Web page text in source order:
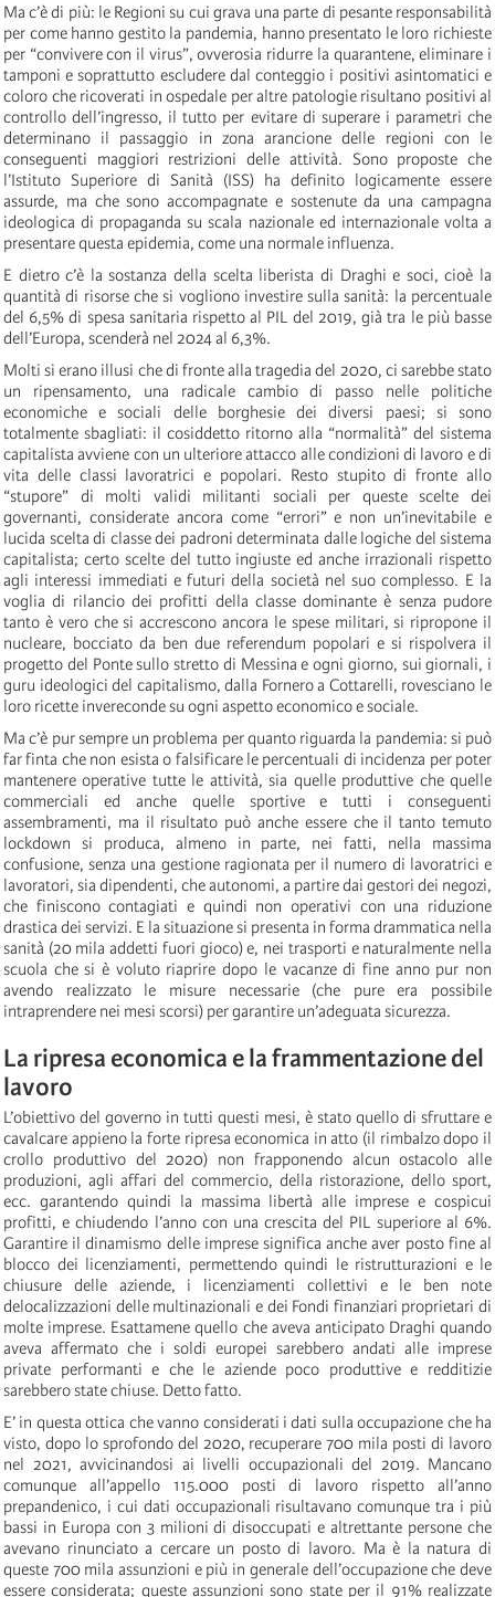
Ma c’è di più: le Regioni su cui grava una parte di pesante responsabilità
per come hanno gestito la pandemia, hanno presentato le loro richieste
per “convivere con il virus”, ovverosia ridurre la quarantene, eliminare i
tamponi e soprattutto escludere dal conteggio i positivi asintomatici e
coloro che ricoverati in ospedale per altre patologie risultano positivi al
controllo dell’ingresso, il tutto per evitare di superare i parametri che
determinano il passaggio in zona arancione delle regioni con le
conseguenti maggiori restrizioni delle attività. Sono proposte che
l’Istituto Superiore di Sanità (ISS) ha definito logicamente essere
assurde, ma che sono accompagnate e sostenute da una campagna
ideologica di propaganda su scala nazionale ed internazionale volta a
presentare questa epidemia, come una normale influenza.
E dietro c’è la sostanza della scelta liberista di Draghi e soci, cioè la
quantità di risorse che si vogliono investire sulla sanità: la percentuale
del 6,5% di spesa sanitaria rispetto al PIL del 2019, già tra le più basse
dell’Europa, scenderà nel 2024 al 6,3%.
Molti si erano illusi che di fronte alla tragedia del 2020, ci sarebbe stato
un ripensamento, una radicale cambio di passo nelle politiche
economiche e sociali delle borghesie dei diversi paesi; si sono
totalmente sbagliati: il cosiddetto ritorno alla “normalità” del sistema
capitalista avviene con un ulteriore attacco alle condizioni di lavoro e di
vita delle classi lavoratrici e popolari. Resto stupito di fronte allo
“stupore” di molti validi militanti sociali per queste scelte dei
governanti, considerate ancora come “errori” e non un’inevitabile e
lucida scelta di classe dei padroni determinata dalle logiche del sistema
capitalista; certo scelte del tutto ingiuste ed anche irrazionali rispetto
agli interessi immediati e futuri della società nel suo complesso. E la
voglia di rilancio dei profitti della classe dominante è senza pudore
tanto è vero che si accrescono ancora le spese militari, si ripropone il
nucleare, bocciato da ben due referendum popolari e si rispolvera il
progetto del Ponte sullo stretto di Messina e ogni giorno, sui giornali, i
guru ideologici del capitalismo, dalla Fornero a Cottarelli, rovesciano le
loro ricette invereconde su ogni aspetto economico e sociale.
Ma c’è pur sempre un problema per quanto riguarda la pandemia: si può
far finta che non esista o falsificare le percentuali di incidenza per poter
mantenere operative tutte le attività, sia quelle produttive che quelle
commerciali ed anche quelle sportive e tutti i conseguenti
assembramenti, ma il risultato può anche essere che il tanto temuto
lockdown si produca, almeno in parte, nei fatti, nella massima
confusione, senza una gestione ragionata per il numero di lavoratrici e
lavoratori, sia dipendenti, che autonomi, a partire dai gestori dei negozi,
che finiscono contagiati e quindi non operativi con una riduzione
drastica dei servizi. E la situazione si presenta in forma drammatica nella
sanità (20 mila addetti fuori gioco) e, nei trasporti e naturalmente nella
scuola che si è voluto riaprire dopo le vacanze di fine anno pur non
avendo realizzato le misure necessarie (che pure era possibile
intraprendere nei mesi scorsi) per garantire un’adeguata sicurezza.
La ripresa economica e la frammentazione del
lavoro
L’obiettivo del governo in tutti questi mesi, è stato quello di sfruttare e
cavalcare appieno la forte ripresa economica in atto (il rimbalzo dopo il
crollo produttivo del 2020) non frapponendo alcun ostacolo alle
produzioni, agli affari del commercio, della ristorazione, dello sport,
ecc. garantendo quindi la massima libertà alle imprese e cospicui
profitti, e chiudendo l’anno con una crescita del PIL superiore al 6%.
Garantire il dinamismo delle imprese significa anche aver posto fine al
blocco dei licenziamenti, permettendo quindi le ristrutturazioni e le
chiusure delle aziende, i licenziamenti collettivi e le ben note
delocalizzazioni delle multinazionali e dei Fondi finanziari proprietari di
molte imprese. Esattamene quello che aveva anticipato Draghi quando
aveva affermato che i soldi europei sarebbero andati alle imprese
private performanti e che le aziende poco produttive e redditizie
sarebbero state chiuse. Detto fatto.
E’ in questa ottica che vanno considerati i dati sulla occupazione che ha
visto, dopo lo sprofondo del 2020, recuperare 700 mila posti di lavoro
nel 2021, avvicinandosi ai livelli occupazionali del 2019. Mancano
comunque all’appello 115.000 posti di lavoro rispetto all’anno
prepandenico, i cui dati occupazionali risultavano comunque tra i più
bassi in Europa con 3 milioni di disoccupati e altrettante persone che
avevano rinunciato a cercare un posto di lavoro. Ma è la natura di
queste 700 mila assunzioni e più in generale dell’occupazione che deve
essere considerata; queste assunzioni sono state per il 91% realizzate